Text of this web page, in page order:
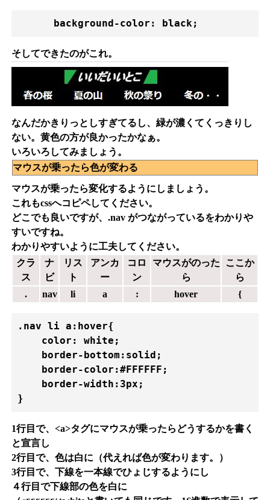
      background-color: black;
そしてできたのがこれ。
なんだかきりっとしすぎてるし、緑が濃くてくっきりし
ない。黄色の方が良かったかなぁ。
いろいろしてみましょう。
マウスが乗ったら色が変わる
マウスが乗ったら変化するようにしましょう。
これもcssへコピペしてください。
どこでも良いですが、.nav がつながっているをわかりや
すいですね。
わかりやすいように工夫してください。
クラ
ス
ナ
ビ
リス
ト
アンカ
ー
コロ
ン
マウスがのった
ら
ここか
ら
.
nav li a : hover {
.nav li a:hover{
    color: white;
    border-bottom:solid;
    border-color:#FFFFFF;
    border-width:3px;
}
1行目で、<a>タグにマウスが乗ったらどうするかを書く
と宣言し
2行目で、色は白に（代えれば色が変わります。）
3行目で、下線を一本線でひょじするようにし
４行目で下線部の色を白に